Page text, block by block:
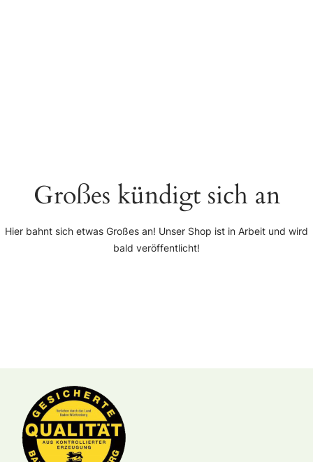
Großes kündigt sich an
Hier bahnt sich etwas Großes an! Unser Shop ist in Arbeit und wird
bald veröffentlicht!